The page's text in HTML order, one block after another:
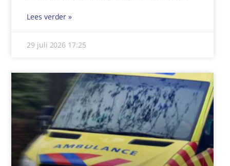
Lees verder »
29 juli 2026 17:25